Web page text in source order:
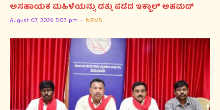
ಅಸಹಾಯಕ ಮಹಿಳೆಯನ್ನು ದತ್ತು ಪಡೆದ ಇಕ್ಬಾಲ್ ಅಹಮದ್
August 07, 2026 5:03 pm NEWS